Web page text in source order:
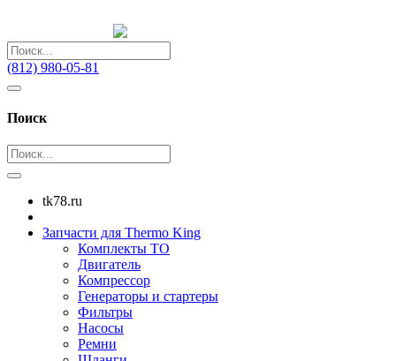
(812) 980-05-81
Поиск
tk78.ru
Запчасти для Thermo King
Комплекты ТО
Двигатель
Компрессор
Генераторы и стартеры
Фильтры
Насосы
Ремни